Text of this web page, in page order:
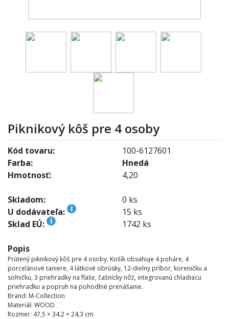
Piknikový kôš pre 4 osoby
Kód tovaru:
100-6127601
Farba:
Hnedá
Hmotnosť:
4,20
Skladom:
0 ks
U dodávateľa:
i
15 ks
Sklad EÚ:
i 1742 ks
Popis
Prútený piknikový kôš pre 4 osoby. Košík obsahuje 4 poháre, 4
porcelánové taniere, 4 látkové obrúsky, 12-dielny príbor, koreničku a
soľničku, 3 priehradky na fľaše, čašnícky nôž, integrovanú chladiacu
priehradku a popruh na pohodlné prenášanie.
Brand: M-Collection
Materiál: WOOD
Rozmer: 47,5 × 34,2 × 24,3 cm